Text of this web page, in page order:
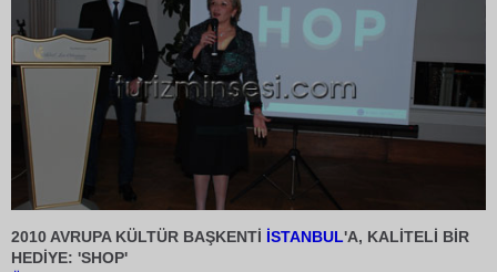
2010 AVRUPA KÜLTÜR BAŞKENTİ İSTANBUL'A, KALİTELİ BİR
HEDİYE: 'SHOP'